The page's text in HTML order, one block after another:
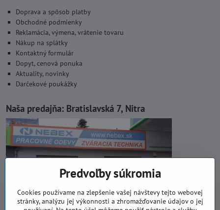
Doprava a spôsob platby
Obchodné podmienky
Reklamácia, výmena, vrátenie tovaru
Nákup na splátky
Kontaktný formulár
Dopyt, cenová ponuka
Aktuality, novinky
Darčekové poukážky
Naša predajňa: Bratislavská 7, Nitra
Predvoľby súkromia
Cookies používame na zlepšenie vašej návštevy tejto webovej
stránky, analýzu jej výkonnosti a zhromažďovanie údajov o jej